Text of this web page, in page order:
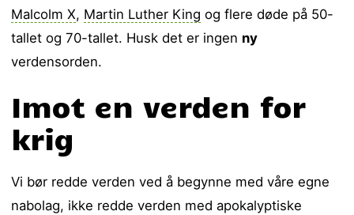
Malcolm X, Martin Luther King og flere døde på 50-
tallet og 70-tallet. Husk det er ingen ny
verdensorden.
Imot en verden for
krig
Vi bør redde verden ved å begynne med våre egne
nabolag, ikke redde verden med apokalyptiske